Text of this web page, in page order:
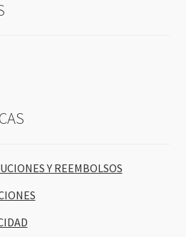
Y REEMBOLSOS